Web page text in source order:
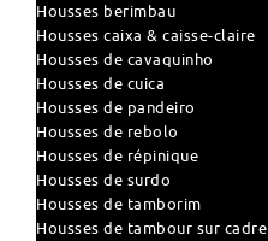
Housses berimbau
Housses caixa & caisse-claire
Housses de cavaquinho
Housses de cuica
Housses de pandeiro
Housses de rebolo
Housses de répinique
Housses de surdo
Housses de tamborim
Housses de tambour sur cadre